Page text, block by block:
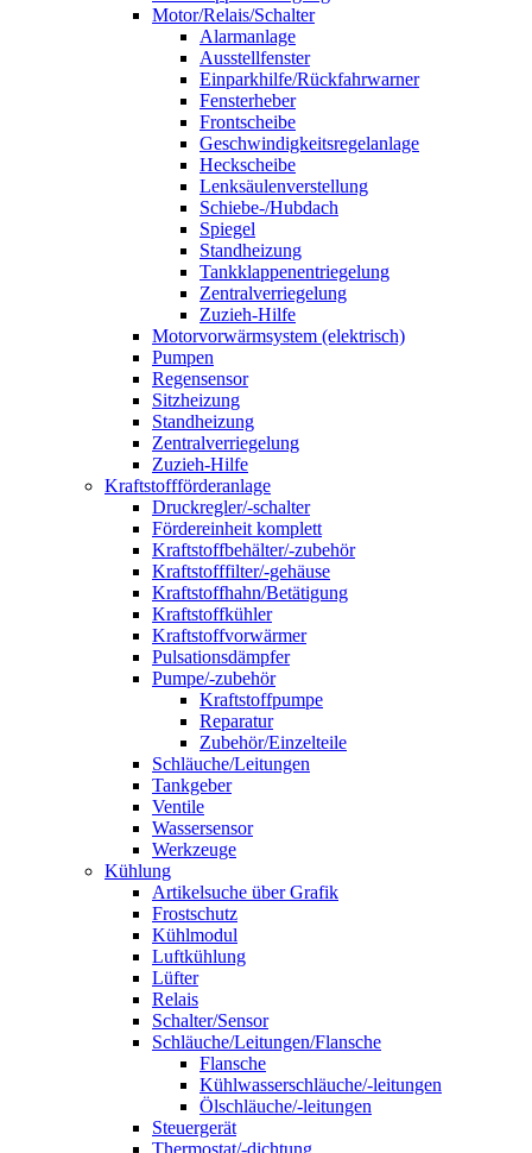
Motor/Relais/Schalter
Alarmanlage
Ausstellfenster
Einparkhilfe/Rückfahrwarner
Fensterheber
Frontscheibe
Geschwindigkeitsregelanlage
Heckscheibe
Lenksäulenverstellung
Schiebe-/Hubdach
Spiegel
Standheizung
Tankklappenentriegelung
Zentralverriegelung
Zuzieh-Hilfe
Motorvorwärmsystem (elektrisch)
Pumpen
Regensensor
Sitzheizung
Standheizung
Zentralverriegelung
Zuzieh-Hilfe
Kraftstoffförderanlage
Druckregler/-schalter
Fördereinheit komplett
Kraftstoffbehälter/-zubehör
Kraftstofffilter/-gehäuse
Kraftstoffhahn/Betätigung
Kraftstoffkühler
Kraftstoffvorwärmer
Pulsationsdämpfer
Pumpe/-zubehör
Kraftstoffpumpe
Reparatur
Zubehör/Einzelteile
Schläuche/Leitungen
Tankgeber
Ventile
Wassersensor
Werkzeuge
Kühlung
Artikelsuche über Grafik
Frostschutz
Kühlmodul
Luftkühlung
Lüfter
Relais
Schalter/Sensor
Schläuche/Leitungen/Flansche
Flansche
Kühlwasserschläuche/-leitungen
Ölschläuche/-leitungen
Steuergerät
Thermostat/-dichtung